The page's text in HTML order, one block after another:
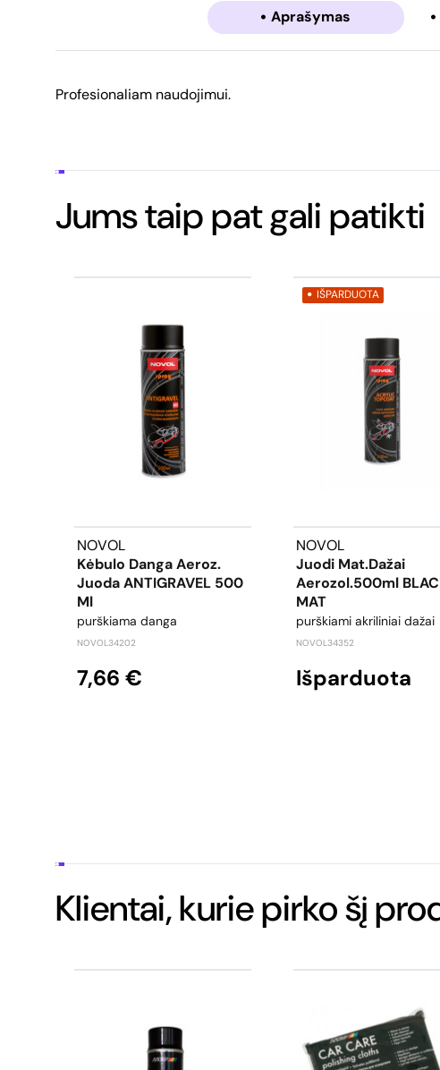
Aprašymas
Profesionaliam naudojimui.
Jums taip pat gali patikti
NOVOL
Kėbulo Danga Aeroz.
Juoda ANTIGRAVEL 500
Ml
purškiama danga
NOVOL34202
7,66 €
IŠPARDUOTA
NOVOL
Juodi Mat.dažai
Aerozol.500ml
MAT
purškiami akriliniai dažai
NOVOL34352
Išparduota
Klientai, kurie pirko šį